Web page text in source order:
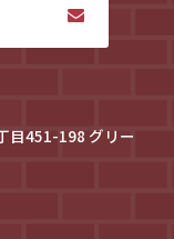
目451-198 グリー